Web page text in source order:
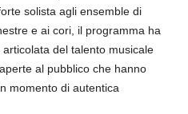
solista agli ensemble di
e ai cori, il programma ha
del talento musicale
al pubblico che hanno
momento di autentica